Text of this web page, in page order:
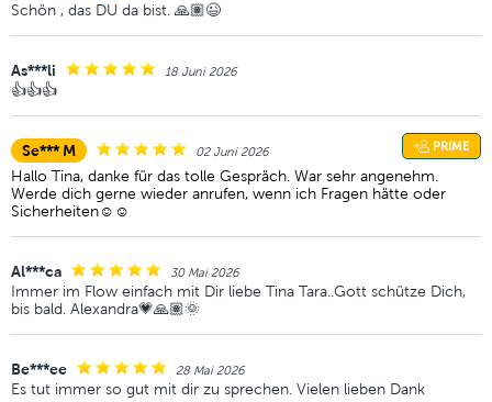
Schön , das DU da bist. 🙏🏽😉
As***li 18 Juni 2026
👍👍👍
Se*** M 02 Juni 2026 PRIME
Hallo Tina, danke für das tolle Gespräch. War sehr angenehm.
Werde dich gerne wieder anrufen, wenn ich Fragen hätte oder
Sicherheiten☺️☺️
Al***ca 30 Mai 2026
Immer im Flow einfach mit Dir liebe Tina Tara..Gott schütze Dich,
bis bald. Alexandra💗🙏🏽🌞
Be***ee 28 Mai 2026
Es tut immer so gut mit dir zu sprechen. Vielen lieben Dank